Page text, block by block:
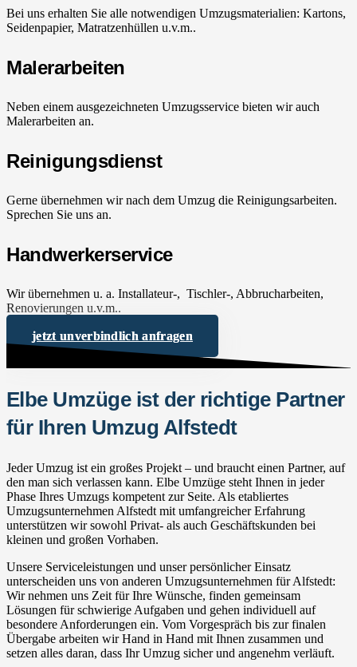
Bei uns erhalten Sie alle notwendigen Umzugsmaterialien: Kartons,
Seidenpapier, Matratzenhüllen u.v.m..
Malerarbeiten
Neben einem ausgezeichneten Umzugsservice bieten wir auch
Malerarbeiten an.
Reinigungsdienst
Gerne übernehmen wir nach dem Umzug die Reinigungsarbeiten.
Sprechen Sie uns an.
Handwerkerservice
Wir übernehmen u. a. Installateur-, Tischler-, Abbrucharbeiten,
Renovierungen u.v.m..
jetzt unverbindlich anfragen
Elbe Umzüge ist der richtige Partner
für Ihren Umzug Alfstedt
Jeder Umzug ist ein großes Projekt – und braucht einen Partner, auf
den man sich verlassen kann. Elbe Umzüge steht Ihnen in jeder
Phase Ihres Umzugs kompetent zur Seite. Als etabliertes
Umzugsunternehmen Alfstedt mit umfangreicher Erfahrung
unterstützen wir sowohl Privat- als auch Geschäftskunden bei
kleinen und großen Vorhaben.
Unsere Serviceleistungen und unser persönlicher Einsatz
unterscheiden uns von anderen Umzugsunternehmen für Alfstedt:
Wir nehmen uns Zeit für Ihre Wünsche, finden gemeinsam
Lösungen für schwierige Aufgaben und gehen individuell auf
besondere Anforderungen ein. Vom Vorgespräch bis zur finalen
Übergabe arbeiten wir Hand in Hand mit Ihnen zusammen und
setzen alles daran, dass Ihr Umzug sicher und angenehm verläuft.